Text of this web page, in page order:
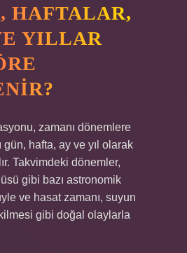
HAFTALAR,
YILLAR
zamanı dönemlere
gün, hafta, ay ve yıl olarak
Takvimdeki dönemler,
gibi bazı astronomik
ve hasat zamanı, suyun
gibi doğal olaylarla